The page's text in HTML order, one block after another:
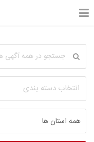
انتخاب دسته بندی